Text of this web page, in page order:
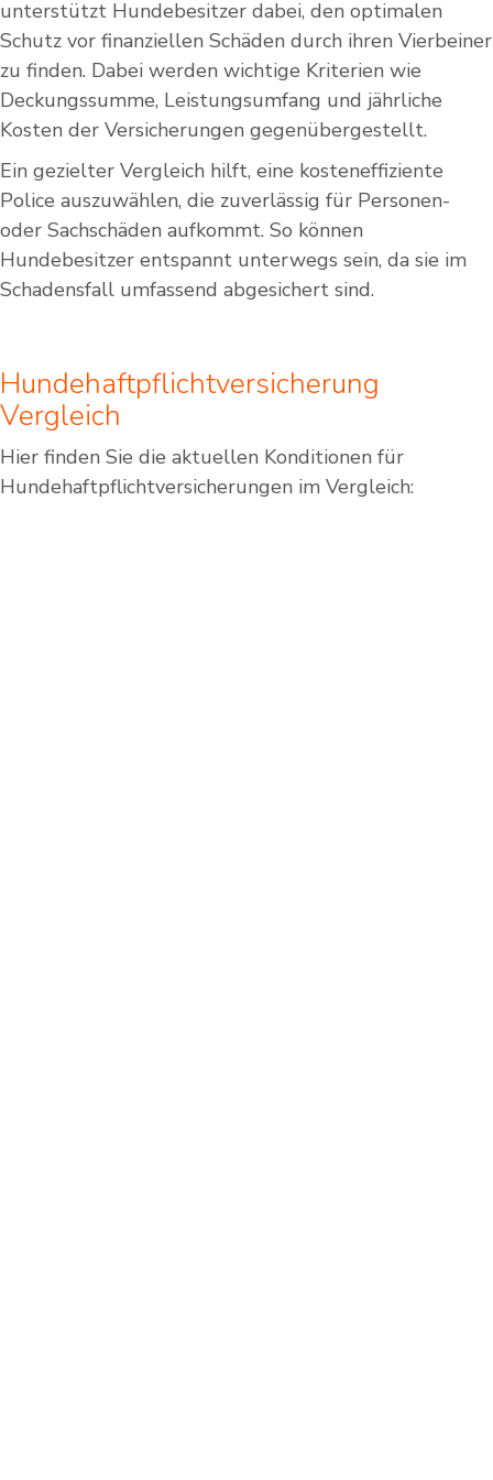
unterstützt Hundebesitzer dabei, den optimalen
Schutz vor finanziellen Schäden durch ihren Vierbeiner
zu finden. Dabei werden wichtige Kriterien wie
Deckungssumme, Leistungsumfang und jährliche
Kosten der Versicherungen gegenübergestellt.
Ein gezielter Vergleich hilft, eine kosteneffiziente
Police auszuwählen, die zuverlässig für Personen-
oder Sachschäden aufkommt. So können
Hundebesitzer entspannt unterwegs sein, da sie im
Schadensfall umfassend abgesichert sind.
Hundehaftpflichtversicherung
Vergleich
Hier finden Sie die aktuellen Konditionen für
Hundehaftpflichtversicherungen im Vergleich: